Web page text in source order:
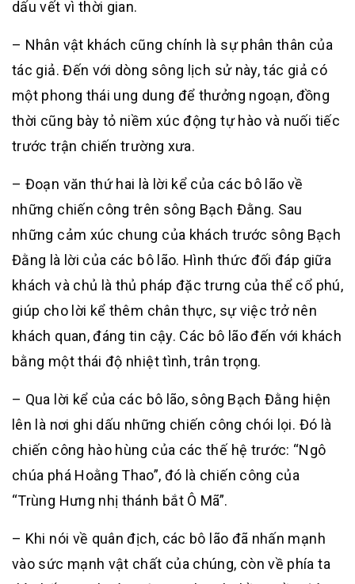
dấu vết vì thời gian.
– Nhân vật khách cũng chính là sự phân thân của
tác giả. Đến với dòng sông lịch sử này, tác giả có
một phong thái ung dung để thưởng ngoạn, đồng
thời cũng bày tỏ niềm xúc động tự hào và nuối tiếc
trước trận chiến trường xưa.
– Đoạn văn thứ hai là lời kể của các bô lão về
những chiến công trên sông Bạch Đằng. Sau
những cảm xúc chung của khách trước sông Bạch
Đằng là lời của các bô lão. Hình thức đối đáp giữa
khách và chủ là thủ pháp đặc trưng của thể cổ phú,
giúp cho lời kể thêm chân thực, sự việc trở nên
khách quan, đáng tin cậy. Các bô lão đến với khách
bằng một thái độ nhiệt tình, trân trọng.
– Qua lời kể của các bô lão, sông Bạch Đằng hiện
lên là nơi ghi dấu những chiến công chói lọi. Đó là
chiến công hào hùng của các thế hệ trước: “Ngô
chúa phá Hoằng Thao”, đó là chiến công của
“Trùng Hưng nhị thánh bắt Ô Mã”.
– Khi nói về quân địch, các bô lão đã nhấn mạnh
vào sức mạnh vật chất của chúng, còn về phía ta